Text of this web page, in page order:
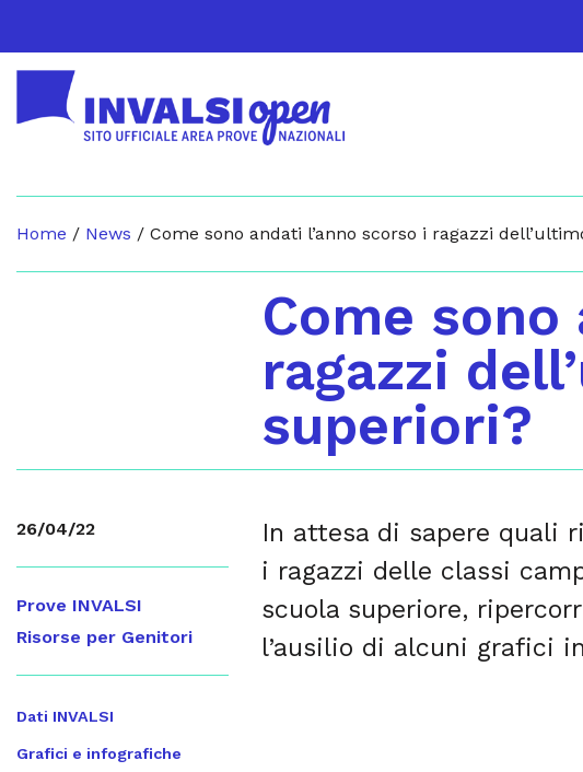
Home / News / Come sono andati l’anno scorso i ragazzi
Come sono
ragazzi
superiori?
26/04/22
Prove INVALSI
Risorse per Genitori
Dati INVALSI
Grafici e infografiche
In attesa di sapere quali
i ragazzi delle classi
scuola superiore,
l’ausilio di alcuni grafici